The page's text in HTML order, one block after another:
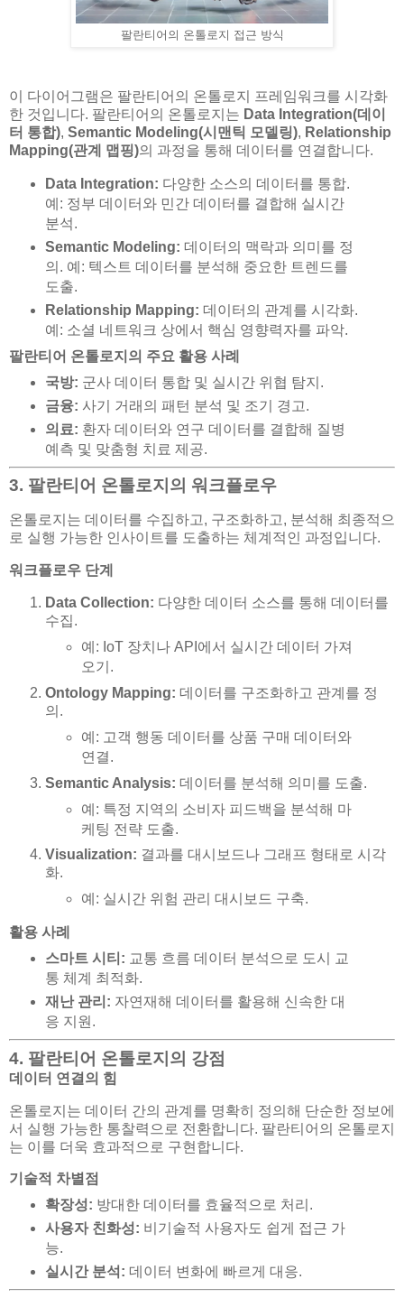
팔란티어의 온톨로지 접근 방식
이 다이어그램은 팔란티어의 온톨로지 프레임워크를 시각화
한 것입니다. 팔란티어의 온톨로지는 Data Integration(데이
터 통합), Semantic Modeling(시맨틱 모델링), Relationship
Mapping(관계 맵핑)의 과정을 통해 데이터를 연결합니다.
Data Integration: 다양한 소스의 데이터를 통합.
예: 정부 데이터와 민간 데이터를 결합해 실시간
분석.
Semantic Modeling: 데이터의 맥락과 의미를 정
의. 예: 텍스트 데이터를 분석해 중요한 트렌드를
도출.
Relationship Mapping: 데이터의 관계를 시각화.
예: 소셜 네트워크 상에서 핵심 영향력자를 파악.
팔란티어 온톨로지의 주요 활용 사례
국방: 군사 데이터 통합 및 실시간 위협 탐지.
금융: 사기 거래의 패턴 분석 및 조기 경고.
의료: 환자 데이터와 연구 데이터를 결합해 질병
예측 및 맞춤형 치료 제공.
3. 팔란티어 온톨로지의 워크플로우
온톨로지는 데이터를 수집하고, 구조화하고, 분석해 최종적으
로 실행 가능한 인사이트를 도출하는 체계적인 과정입니다.
워크플로우 단계
Data Collection: 다양한 데이터 소스를 통해 데이터를
수집.
예: IoT 장치나 API에서 실시간 데이터 가져
오기.
Ontology Mapping: 데이터를 구조화하고 관계를 정
의.
예: 고객 행동 데이터를 상품 구매 데이터와
연결.
Semantic Analysis: 데이터를 분석해 의미를 도출.
예: 특정 지역의 소비자 피드백을 분석해 마
케팅 전략 도출.
Visualization: 결과를 대시보드나 그래프 형태로 시각
화.
예: 실시간 위험 관리 대시보드 구축.
활용 사례
스마트 시티: 교통 흐름 데이터 분석으로 도시 교
통 체계 최적화.
재난 관리: 자연재해 데이터를 활용해 신속한 대
응 지원.
4. 팔란티어 온톨로지의 강점
데이터 연결의 힘
온톨로지는 데이터 간의 관계를 명확히 정의해 단순한 정보에
서 실행 가능한 통찰력으로 전환합니다. 팔란티어의 온톨로지
는 이를 더욱 효과적으로 구현합니다.
기술적 차별점
확장성: 방대한 데이터를 효율적으로 처리.
사용자 친화성: 비기술적 사용자도 쉽게 접근 가
능.
실시간 분석: 데이터 변화에 빠르게 대응.